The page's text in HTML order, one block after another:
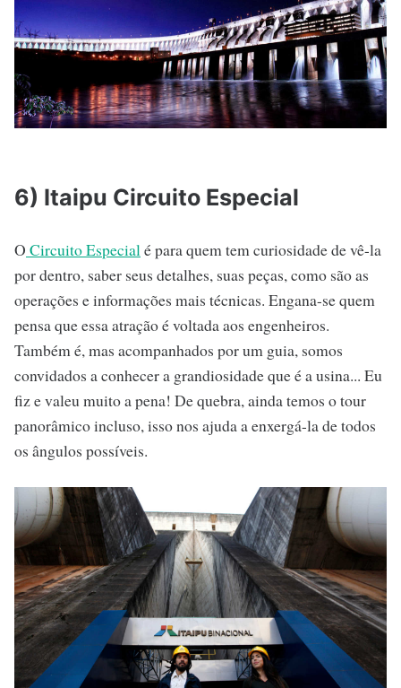
6) Itaipu Circuito Especial
O Circuito Especialé para quem tem curiosidade de vê-la
por dentro, saber seus detalhes, suas peças, como são as
operações e informações mais técnicas. Engana-se quem
pensa que essa atração é voltada aos engenheiros.
Também é, mas acompanhados por um guia, somos
convidados a conhecer a grandiosidade que é a usina... Eu
fiz e valeu muito a pena! De quebra, ainda temos o tour
panorâmico incluso, isso nos ajuda a enxergá-la de todos
os ângulos possíveis.